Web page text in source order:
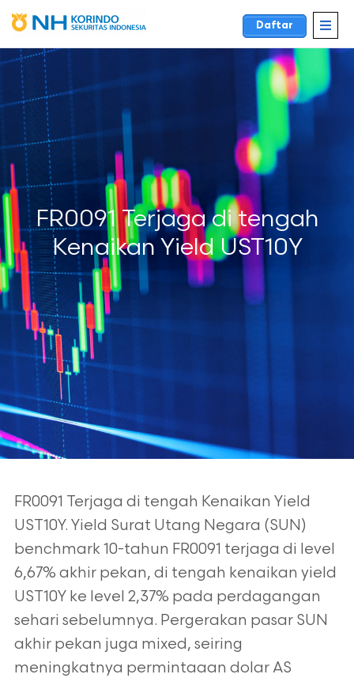
Daftar
FR0091 Terjaga di tengah
Kenaikan Yield UST10Y
FR0091 Terjaga di tengah Kenaikan Yield
UST10Y. Yield Surat Utang Negara (SUN)
benchmark 10-tahun FR0091 terjaga di level
6,67% akhir pekan, di tengah kenaikan yield
UST10Y ke level 2,37% pada perdagangan
sehari sebelumnya. Pergerakan pasar SUN
akhir pekan juga mixed, seiring
meningkatnya permintaaan dolar AS